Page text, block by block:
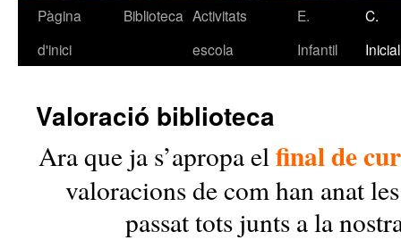
Vés
Pàgina
d'inici
Biblioteca Activitats
escola
E.
Infantil
C.
Inicial
Valoració biblioteca
Ara que ja s’apropa elfinal de
valoracions de com han anat
passat tots junts a la